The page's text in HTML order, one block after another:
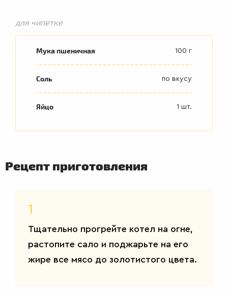
для чипетке
Мука пшеничная 100 г
Соль по вкусу
Яйцо 1 шт.
Рецепт приготовления
1
Тщательно прогрейте котел на огне,
растопите сало и поджарьте на его
жире все мясо до золотистого цвета.